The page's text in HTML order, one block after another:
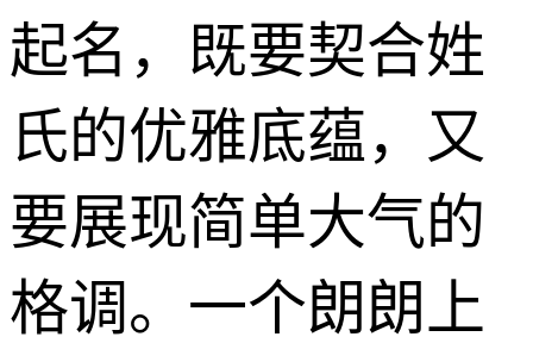
起名，既要契合姓
氏的优雅底蕴，又
要展现简单大气的
格调。一个朗朗上